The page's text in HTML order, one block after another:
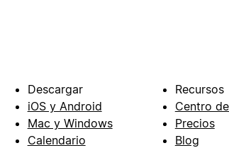
Descargar
iOS y Android
Mac y Windows
Calendario
Recursos
Centro
Precios
Blog